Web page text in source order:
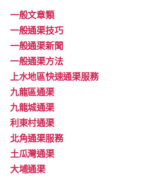
一般文章類
一般通渠技巧
一般通渠新聞
一般通渠方法
上水地區快速通渠服務
九龍區通渠
九龍城通渠
利東村通渠
北角通渠服務
土瓜灣通渠
大埔通渠